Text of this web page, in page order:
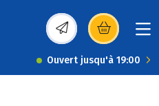
(s’ouvre dans une
Ouvert jusqu'à 19:00